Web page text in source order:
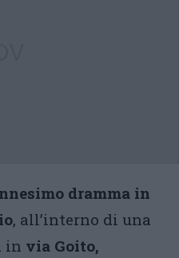
dramma in
, all’interno di una
in via Goito,